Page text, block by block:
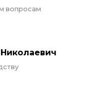
вопросам